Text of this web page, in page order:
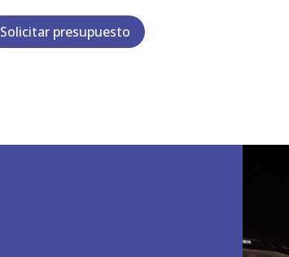
Solicitar presupuesto